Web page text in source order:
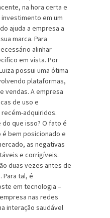
na hora certa e
em um
ajuda a empresa a
marca. Para
alinhar
em vista. Por
possui uma ótima
plataformas,
vendas. A empresa
de uso e
adquiridos.
que isso? O fato é
bem posicionado e
as negativas
e corrigíveis.
duas vezes antes de
Para tal, é
em tecnologia –
nas redes
interação saudável